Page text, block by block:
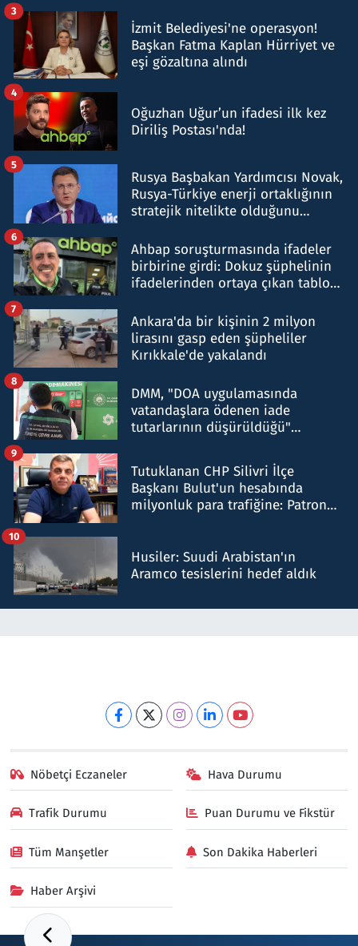
İzmit Belediyesi'ne operasyon!
Başkan Fatma Kaplan Hürriyet ve
eşi gözaltına alındı
3
Oğuzhan Uğur’un ifadesi ilk kez
Diriliş Postası'nda!
4
Rusya Başbakan Yardımcısı Novak,
Rusya-Türkiye enerji ortaklığının
stratejik nitelikte olduğunu
5
Ahbap soruşturmasında ifadeler
birbirine girdi: Dokuz şüphelinin
ifadelerinden ortaya çıkan tablo
6
Ankara'da bir kişinin 2 milyon
lirasını gasp eden şüpheliler
Kırıkkale'de yakalandı
7
DMM, "DOA uygulamasında
vatandaşlara ödenen iade
tutarlarının düşürüldüğü"
8
Tutuklanan CHP Silivri İlçe
Başkanı Bulut'un hesabında
milyonluk para trafiğine: Patron
9
Husiler: Suudi Arabistan'ın
Aramco tesislerini hedef aldık
10
Nöbetçi Eczaneler Hava Durumu
Trafik Durumu Puan Durumu ve Fikstür
Tüm Manşetler Son Dakika Haberleri
Haber Arşivi